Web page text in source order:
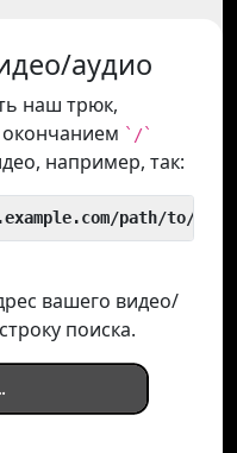
аудио
наш трюк,
`/`
например, так:
path/to/
вашего видео/
поиска.